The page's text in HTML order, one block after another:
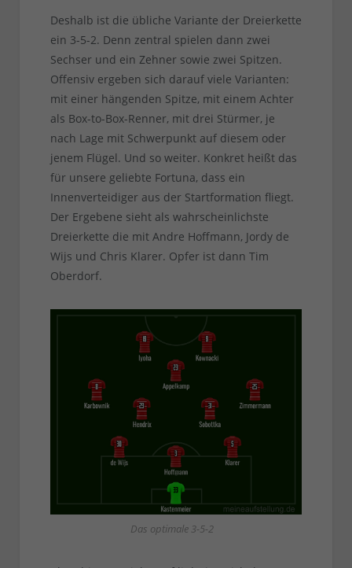
Deshalb ist die übliche Variante der Dreierkette
ein 3-5-2. Denn zentral spielen dann zwei
Sechser und ein Zehner sowie zwei Spitzen.
Offensiv ergeben sich darauf viele Varianten:
mit einer hängenden Spitze, mit einem Achter
als Box-to-Box-Renner, mit drei Stürmer, je
nach Lage mit Schwerpunkt auf diesem oder
jenem Flügel. Und so weiter. Konkret heißt das
für unsere geliebte Fortuna, dass ein
Innenverteidiger aus der Startformation fliegt.
Der Ergebene sieht als wahrscheinlichste
Dreierkette die mit Andre Hoffmann, Jordy de
Wijs und Chris Klarer. Opfer ist dann Tim
Oberdorf.
Das optimale 3-5-2